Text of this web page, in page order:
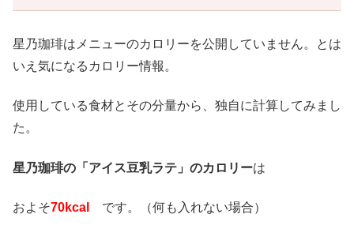
星乃珈琲はメニューのカロリーを公開していません。とは
いえ気になるカロリー情報。
使用している食材とその分量から、独自に計算してみまし
た。
星乃珈琲の「アイス豆乳ラテ」のカロリーは
およそ70kcal です。（何も入れない場合）